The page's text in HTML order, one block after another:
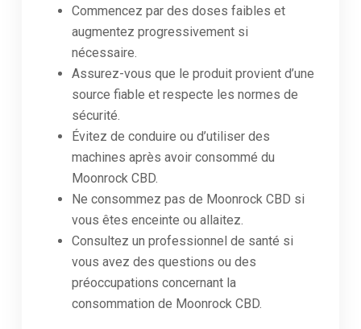
Commencez par des doses faibles et
augmentez progressivement si
nécessaire.
Assurez-vous que le produit provient d’une
source fiable et respecte les normes de
sécurité.
Évitez de conduire ou d’utiliser des
machines après avoir consommé du
Moonrock CBD.
Ne consommez pas de Moonrock CBD si
vous êtes enceinte ou allaitez.
Consultez un professionnel de santé si
vous avez des questions ou des
préoccupations concernant la
consommation de Moonrock CBD.